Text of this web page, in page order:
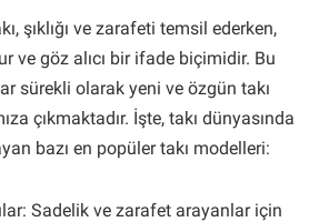
şıklığı ve zarafeti temsil ederken,
ve göz alıcı bir ifade biçimidir. Bu
sürekli olarak yeni ve özgün takı
çıkmaktadır. İşte, takı dünyasında
bazı en popüler takı modelleri:
Sadelik ve zarafet arayanlar için